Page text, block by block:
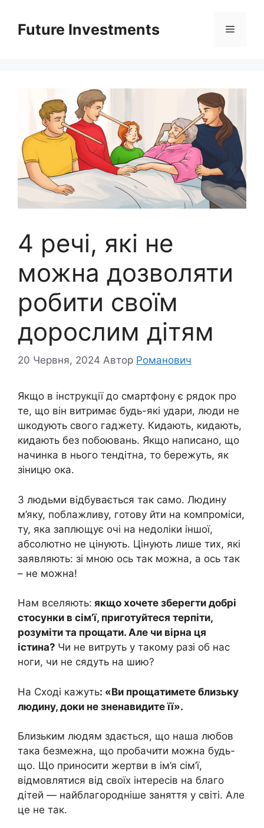
вмістуFuture Investments Меню
4 речі, які не
можна дозволяти
робити своїм
дорослим дітям
20 Червня, 2024 Автор Романович
Якщо в інструкції до смартфону є рядок про
те, що він витримає будь-які удари, люди не
шкодують свого гаджету. Кидають, кидають,
кидають без побоювань. Якщо написано, що
начинка в нього тендітна, то бережуть, як
зіницю ока.
З людьми відбувається так само. Людину
м’яку, поблажливу, готову йти на компроміси,
ту, яка заплющує очі на недоліки іншої,
абсолютно не цінують. Цінують лише тих, які
заявляють: зі мною ось так можна, а ось так
– не можна!
Нам вселяють: якщо хочете зберегти добрі
стосунки в сім’ї, приготуйтеся терпіти,
розуміти та прощати. Але чи вірна ця
істина? Чи не витруть у такому разі об нас
ноги, чи не сядуть на шию?
На Сході кажуть: «Ви прощатимете близьку
людину, доки не зненавидите її».
Близьким людям здається, що наша любов
така безмежна, що пробачити можна будь-
що. Що приносити жертви в ім’я сім’ї,
відмовлятися від своїх інтересів на благо
дітей — найблагородніше заняття у світі. Але
це не так.